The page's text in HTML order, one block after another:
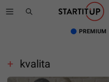
PREMIUM
kvalita